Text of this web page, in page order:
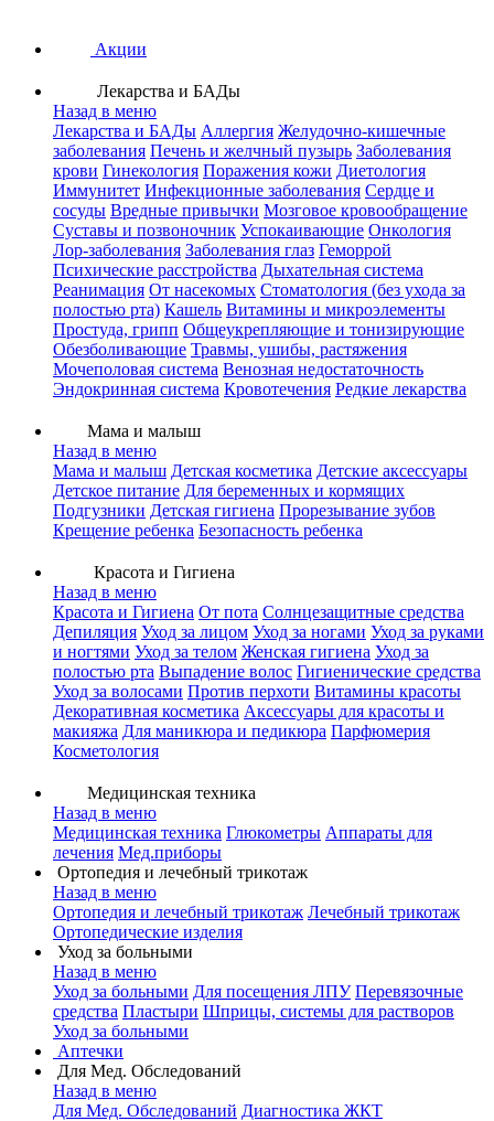
Акции
Лекарства и БАДы
Назад в меню
Лекарства и БАДы Аллергия Желудочно-кишечные
заболевания Печень и желчный пузырь Заболевания
крови Гинекология Поражения кожи Диетология
Иммунитет Инфекционные заболевания Сердце и
сосуды Вредные привычки Мозговое кровообращение
Суставы и позвоночник Успокаивающие Онкология
Лор-заболевания Заболевания глаз Геморрой
Психические расстройства Дыхательная система
Реанимация От насекомых Стоматология (без ухода за
полостью рта) Кашель Витамины и микроэлементы
Простуда, грипп Общеукрепляющие и тонизирующие
Обезболивающие Травмы, ушибы, растяжения
Мочеполовая система Венозная недостаточность
Эндокринная система Кровотечения Редкие лекарства
Мама и малыш
Назад в меню
Мама и малыш Детская косметика Детские аксессуары
Детское питание Для беременных и кормящих
Подгузники Детская гигиена Прорезывание зубов
Крещение ребенка Безопасность ребенка
Красота и Гигиена
Назад в меню
Красота и Гигиена От пота Солнцезащитные средства
Депиляция Уход за лицом Уход за ногами Уход за руками
и ногтями Уход за телом Женская гигиена Уход за
полостью рта Выпадение волос Гигиенические средства
Уход за волосами Против перхоти Витамины красоты
Декоративная косметика Аксессуары для красоты и
макияжа Для маникюра и педикюра Парфюмерия
Косметология
Медицинская техника
Назад в меню
Медицинская техника Глюкометры Аппараты для
лечения Мед.приборы
Ортопедия и лечебный трикотаж
Назад в меню
Ортопедия и лечебный трикотаж Лечебный трикотаж
Ортопедические изделия
Уход за больными
Назад в меню
Уход за больными Для посещения ЛПУ Перевязочные
средства Пластыри Шприцы, системы для растворов
Уход за больными
Аптечки
Для Мед. Обследований
Назад в меню
Для Мед. Обследований Диагностика ЖКТ